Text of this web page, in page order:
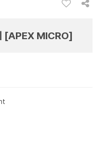
[APEX MICRO]